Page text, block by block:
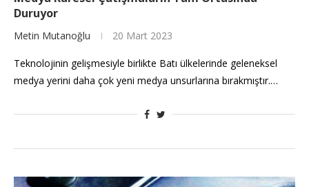
Duruyor
Metin Mutanoğlu 20 Mart 2023
Teknolojinin gelişmesiyle birlikte Batı ülkelerinde geleneksel
medya yerini daha çok yeni medya unsurlarına bırakmıştır.…